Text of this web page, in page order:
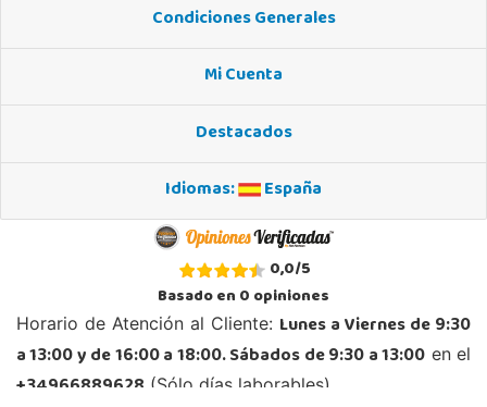
Condiciones Generales
Mi Cuenta
Destacados
Idiomas:
España
0,0/5
Basado en0opiniones
Horario de Atención al Cliente: Lunes a Viernes de 9:30
a 13:00 y de 16:00 a 18:00. Sábados de 9:30 a 13:00 en el
+34966889628 (Sólo días laborables)